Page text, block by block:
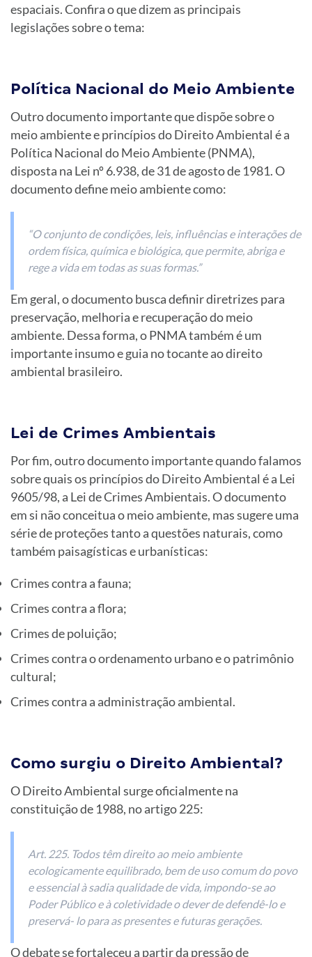
espaciais. Confira o que dizem as principais
legislações sobre o tema:
Política Nacional do Meio Ambiente
Outro documento importante que dispõe sobre o
meio ambiente e princípios do Direito Ambiental é a
Política Nacional do Meio Ambiente (PNMA),
disposta na Lei nº 6.938, de 31 de agosto de 1981. O
documento define meio ambiente como:
“O conjunto de condições, leis, influências e interações de
ordem física, química e biológica, que permite, abriga e
rege a vida em todas as suas formas.”
Em geral, o documento busca definir diretrizes para
preservação, melhoria e recuperação do meio
ambiente. Dessa forma, o PNMA também é um
importante insumo e guia no tocante ao direito
ambiental brasileiro.
Lei de Crimes Ambientais
Por fim, outro documento importante quando falamos
sobre quais os princípios do Direito Ambiental é a Lei
9605/98, a Lei de Crimes Ambientais. O documento
em si não conceitua o meio ambiente, mas sugere uma
série de proteções tanto a questões naturais, como
também paisagísticas e urbanísticas:
Crimes contra a fauna;
Crimes contra a flora;
Crimes de poluição;
Crimes contra o ordenamento urbano e o patrimônio
cultural;
Crimes contra a administração ambiental.
Como surgiu o Direito Ambiental?
O Direito Ambiental surge oficialmente na
constituição de 1988, no artigo 225:
Art. 225. Todos têm direito ao meio ambiente
ecologicamente equilibrado, bem de uso comum do povo
e essencial à sadia qualidade de vida, impondo-se ao
Poder Público e à coletividade o dever de defendê-lo e
preservá- lo para as presentes e futuras gerações.
O debate se fortaleceu a partir da pressão de